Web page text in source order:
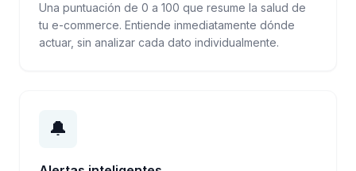
Una puntuación de 0 a 100 que resume la salud de
tu e-commerce. Entiende inmediatamente dónde
actuar, sin analizar cada dato individualmente.
🔔